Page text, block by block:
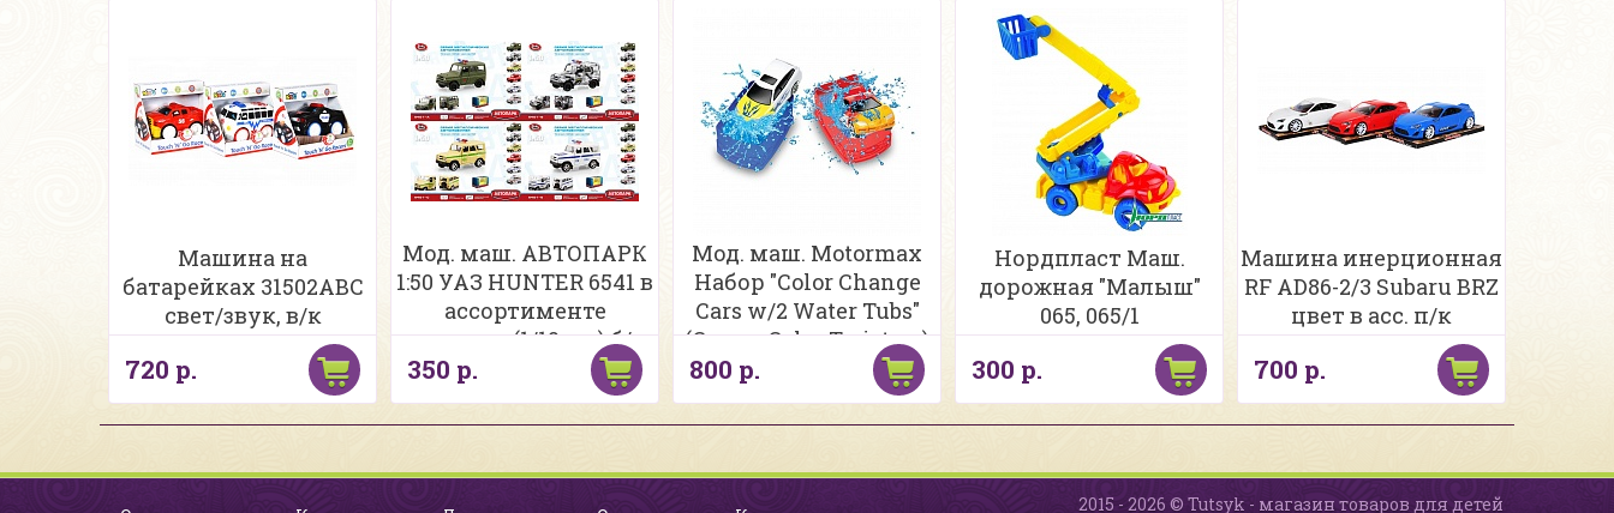
Машина на
батарейках 31502ABC
свет/звук, в/к
720 р.
Мод. маш. АВТОПАРК
1:50 УАЗ HUNTER 6541 в
ассортименте
инерция (1/12шт.) б/к
350 р.
Мод. маш. Motormax
Набор "Color Change
Cars w/2 Water Tubs"
(Серия Сolor Twisters)
78190 c 2-мя маш
800 р.
Нордпласт Маш.
дорожная "Малыш"
065, 065/1
300 р.
Машина инерционная
RF AD86-2/3 Subaru BRZ
цвет в асс. п/к
700 р.
2015 - 2026 © Tutsyk - магазин товаров для детей